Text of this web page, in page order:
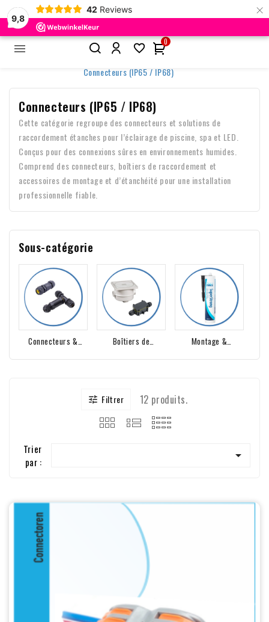
9,8
42 Reviews ×
 
0
Accessoires & Contrôle
Connecteurs (IP65 / IP68)
Connecteurs (IP65 / IP68)
Cette catégorie regroupe des connecteurs et solutions de
raccordement étanches pour l’éclairage de piscine, spa et LED.
Conçus pour des connexions sûres en environnements humides.
Comprend des connecteurs, boîtiers de raccordement et
accessoires de montage et d’étanchéité pour une installation
professionnelle fiable.
Sous-catégorie
Connecteurs &
Boîtiers de
Montage &
 Filtrer 12 produits.
Trier
par :
